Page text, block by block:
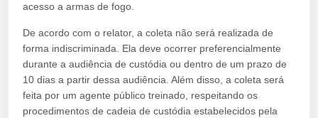
acesso a armas de fogo.
De acordo com o relator, a coleta não será realizada de
forma indiscriminada. Ela deve ocorrer preferencialmente
durante a audiência de custódia ou dentro de um prazo de
10 dias a partir dessa audiência. Além disso, a coleta será
feita por um agente público treinado, respeitando os
procedimentos de cadeia de custódia estabelecidos pela